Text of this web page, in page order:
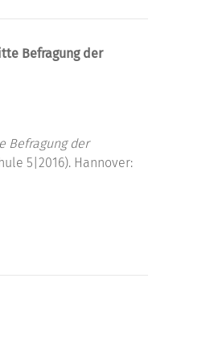
Befragung der
Befragung der
5|2016). Hannover: